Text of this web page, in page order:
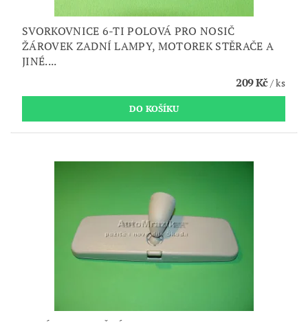
SVORKOVNICE 6-TI POLOVÁ PRO NOSIČ
ŽÁROVEK ZADNÍ LAMPY, MOTOREK STĚRAČE A
JINÉ....
209 Kč/ ks